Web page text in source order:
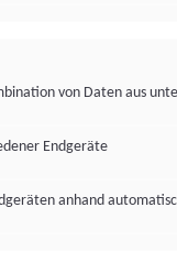
von Daten aus
Endgeräte
anhand